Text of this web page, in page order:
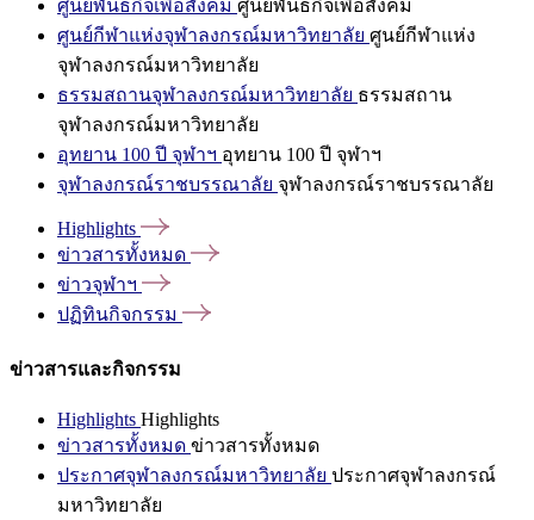
ศูนย์พันธกิจเพื่อสังคม ศูนย์พันธกิจเพื่อสังคม
ศูนย์กีฬาแห่งจุฬาลงกรณ์มหาวิทยาลัย ศูนย์กีฬาแห่ง
จุฬาลงกรณ์มหาวิทยาลัย
ธรรมสถานจุฬาลงกรณ์มหาวิทยาลัย ธรรมสถาน
จุฬาลงกรณ์มหาวิทยาลัย
อุทยาน 100 ปี จุฬาฯ อุทยาน 100 ปี จุฬาฯ
จุฬาลงกรณ์ราชบรรณาลัย จุฬาลงกรณ์ราชบรรณาลัย
Highlights
ข่าวสารทั้งหมด
ข่าวจุฬาฯ
ปฏิทินกิจกรรม
ข่าวสารและกิจกรรม
Highlights Highlights
ข่าวสารทั้งหมด ข่าวสารทั้งหมด
ประกาศจุฬาลงกรณ์มหาวิทยาลัย ประกาศจุฬาลงกรณ์
มหาวิทยาลัย